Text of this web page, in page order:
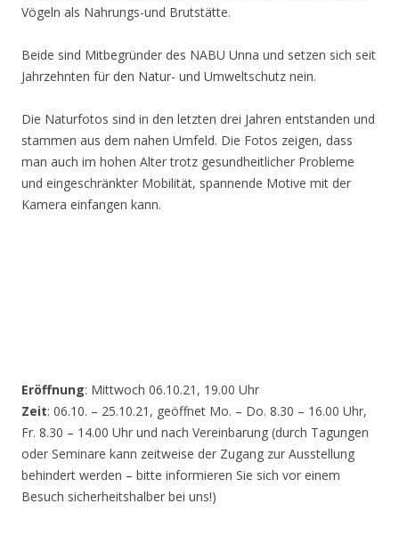
Vögeln als Nahrungs-und Brutstätte.
Beide sind Mitbegründer des NABU Unna und setzen sich seit
Jahrzehnten für den Natur- und Umweltschutz nein.
Die Naturfotos sind in den letzten drei Jahren entstanden und
stammen aus dem nahen Umfeld. Die Fotos zeigen, dass
man auch im hohen Alter trotz gesundheitlicher Probleme
und eingeschränkter Mobilität, spannende Motive mit der
Kamera einfangen kann.
Eröffnung: Mittwoch 06.10.21, 19.00 Uhr
Zeit: 06.10. – 25.10.21, geöffnet Mo. – Do. 8.30 – 16.00 Uhr,
Fr. 8.30 – 14.00 Uhr und nach Vereinbarung (durch Tagungen
oder Seminare kann zeitweise der Zugang zur Ausstellung
behindert werden – bitte informieren Sie sich vor einem
Besuch sicherheitshalber bei uns!)